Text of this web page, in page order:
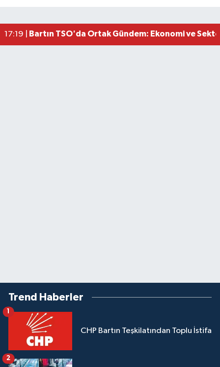
17:19 |Bartın TSO'da Ortak Gündem: Ekonomi ve
17:11 |Bartın Medya’dan Bartın TSO’ya Ziyaret
Trend Haberler
CHP Bartın Teşkilatından Toplu İstifa
1
2